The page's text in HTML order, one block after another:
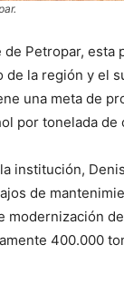
Petropar, esta
de la región y el
una meta de
por tonelada de
institución,
de
modernización
400.000